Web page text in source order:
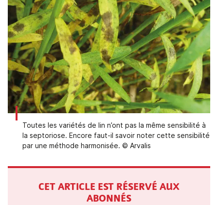
Toutes les variétés de lin n’ont pas la même sensibilité à
la septoriose. Encore faut-il savoir noter cette sensibilité
par une méthode harmonisée. © Arvalis
CET ARTICLE EST RÉSERVÉ AUX
ABONNÉS